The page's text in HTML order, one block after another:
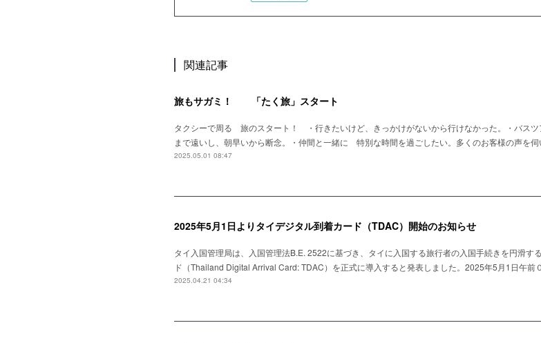
関連記事
旅もサガミ！ 「たく旅」スタート
タクシーで周る 旅のスタート！ ・行きたいけど、きっかけがないから行けなかった。・バスツ
まで遠いし、朝早いから断念。・仲間と一緒に 特別な時間を過ごしたい。多くのお客様の声を
2025.05.01 08:47
2025年5月1日よりタイデジタル到着カード（TDAC）開始のお知らせ
タイ入国管理局は、入国管理法B.E. 2522に基づき、タイに入国する旅行者の入国手続きを円滑す
ド（Thailand Digital Arrival Card: TDAC）を正式に導入すると発表しました。2025年5月1日午
2025.04.21 04:34